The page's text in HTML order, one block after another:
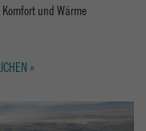
und Wärme
»